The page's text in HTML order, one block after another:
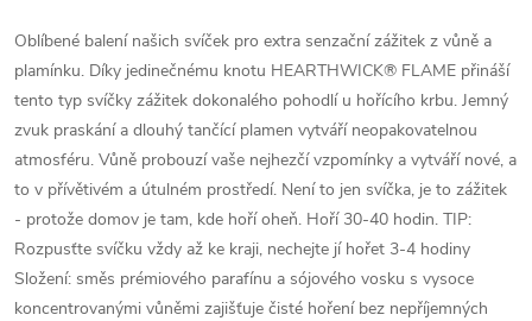
Oblíbené balení našich svíček pro extra senzační zážitek z vůně a
plamínku. Díky jedinečnému knotu HEARTHWICK® FLAME přináší
tento typ svíčky zážitek dokonalého pohodlí u hořícího krbu. Jemný
zvuk praskání a dlouhý tančící plamen vytváří neopakovatelnou
atmosféru. Vůně probouzí vaše nejhezčí vzpomínky a vytváří nové, a
to v přívětivém a útulném prostředí. Není to jen svíčka, je to zážitek
- protože domov je tam, kde hoří oheň. Hoří 30-40 hodin. TIP:
Rozpusťte svíčku vždy až ke kraji, nechejte jí hořet 3-4 hodiny
Složení: směs prémiového parafínu a sójového vosku s vysoce
koncentrovanými vůněmi zajišťuje čisté hoření bez nepříjemných